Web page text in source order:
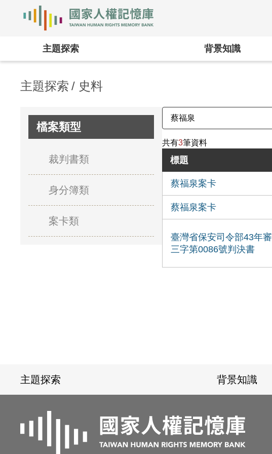
主題探索 背景知識
主題探索 史料
檔案類型
裁判書類
身分簿類
案卡類
共有3筆資料
標題
蔡福泉案卡
蔡福泉案卡
臺灣省保安司令部43年審
三字第0086號判決書
主題探索 背景知識